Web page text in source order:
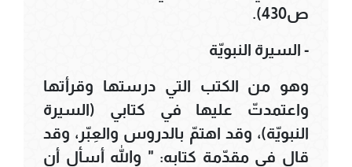
ص430).
- السيرة النبويّة
وهو من الكتب التي درستها وقرأتها
واعتمدتّ عليها في كتابي (السيرة
النبويّة)، وقد اهتمّ بالدروس والعِبّر، وقد
قال في مقدّمة كتابه: " والله أسأل أن